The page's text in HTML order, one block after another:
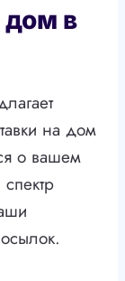
дом в
на дом
о вашем